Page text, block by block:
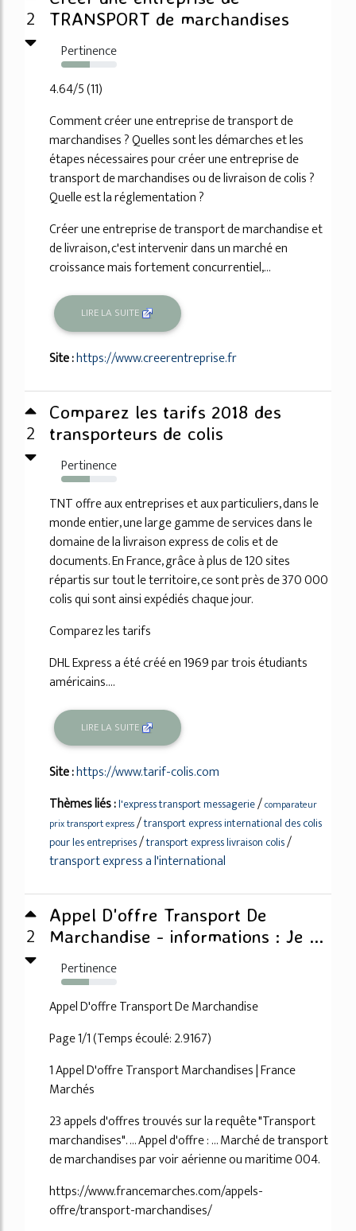
2
TRANSPORT de marchandises
Pertinence
52%
4.64/5 (11)
Comment créer une entreprise de transport de
marchandises ? Quelles sont les démarches et les
étapes nécessaires pour créer une entreprise de
transport de marchandises ou de livraison de colis ?
Quelle est la réglementation ?
Créer une entreprise de transport de marchandise et
de livraison, c'est intervenir dans un marché en
croissance mais fortement concurrentiel,...
LIRE LA SUITE
Site :https://www.creerentreprise.fr
2
Comparez les tarifs 2018 des
transporteurs de colis
Pertinence
52%
TNT offre aux entreprises et aux particuliers, dans le
monde entier, une large gamme de services dans le
domaine de la livraison express de colis et de
documents. En France, grâce à plus de 120 sites
répartis sur tout le territoire, ce sont près de 370 000
colis qui sont ainsi expédiés chaque jour.
Comparez les tarifs
DHL Express a été créé en 1969 par trois étudiants
américains....
LIRE LA SUITE
Site :https://www.tarif-colis.com
Thèmes liés :l'express transport messagerie/comparateur
prix transport express/transport express international des colis
pour les entreprises/transport express livraison colis/
transport express a l'international
2
Appel D'offre Transport De
Marchandise - informations : Je ...
Pertinence
50%
Appel D'offre Transport De Marchandise
Page 1/1 (Temps écoulé: 2.9167)
1 Appel D'offre Transport Marchandises | France
Marchés
23 appels d'offres trouvés sur la requête "Transport
marchandises". ... Appel d'offre : ... Marché de transport
de marchandises par voir aérienne ou maritime 004.
https://www.francemarches.com/appels-
offre/transport-marchandises/